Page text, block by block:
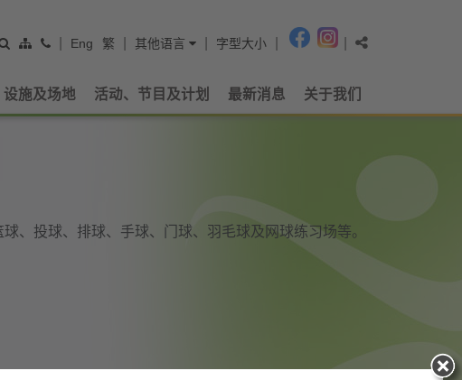
Eng 繁 其他语言 字型大小
设施及场地 活动、节目及计划 最新消息 关于我们
、投球、排球、手球、门球、羽毛球及网球练习场等。